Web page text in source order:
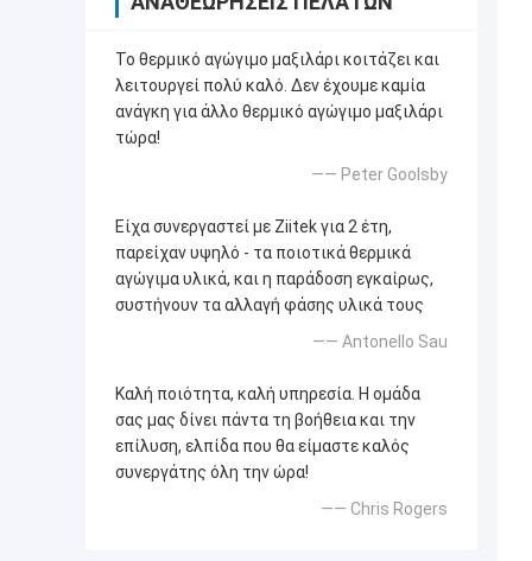
Το θερμικό αγώγιμο μαξιλάρι κοιτάζει και
λειτουργεί πολύ καλό. Δεν έχουμε καμία
ανάγκη για άλλο θερμικό αγώγιμο μαξιλάρι
τώρα!
—— Peter Goolsby
Είχα συνεργαστεί με Ziitek για 2 έτη,
παρείχαν υψηλό - τα ποιοτικά θερμικά
αγώγιμα υλικά, και η παράδοση εγκαίρως,
συστήνουν τα αλλαγή φάσης υλικά τους
—— Antonello Sau
Καλή ποιότητα, καλή υπηρεσία. Η ομάδα
σας μας δίνει πάντα τη βοήθεια και την
επίλυση, ελπίδα που θα είμαστε καλός
συνεργάτης όλη την ώρα!
—— Chris Rogers